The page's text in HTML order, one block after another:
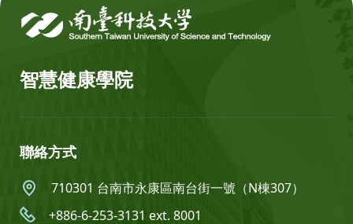
智慧健康學院
聯絡方式
710301 台南市永康區南台街一號（N棟307）
+886-6-253-3131 ext. 8001